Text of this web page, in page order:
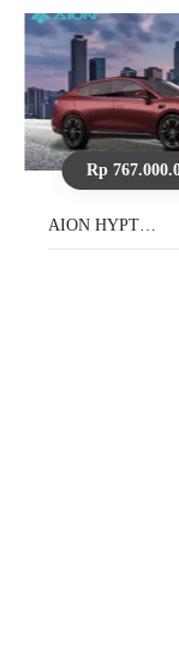
Rp
AION V